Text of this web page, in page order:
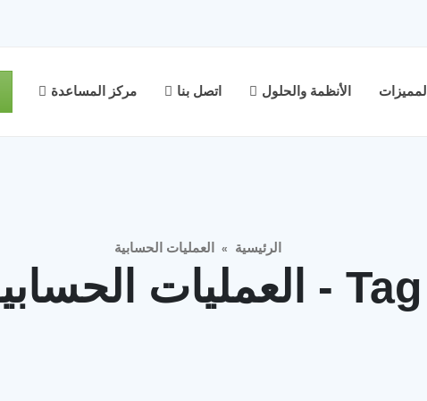
المميزات الأنظمة والحلول اتصل بنا مركز المساعدة
الرئيسية » العمليات الحسابية
Tag - العمليات الحسابية